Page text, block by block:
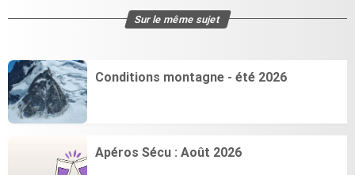
Sur le même sujet
Conditions montagne - été 2026
Apéros Sécu : Août 2026